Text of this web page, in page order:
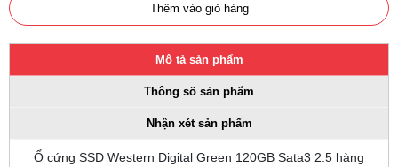
Thêm vào giỏ hàng
Mô tả sản phẩm
Thông số sản phẩm
Nhận xét sản phẩm
Ổ cứng SSD Western Digital Green 120GB Sata3 2.5 hàng